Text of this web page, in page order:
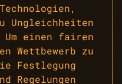
Ungleichheiten
einen fairen
Wettbewerb zu
Festlegung
Regelungen